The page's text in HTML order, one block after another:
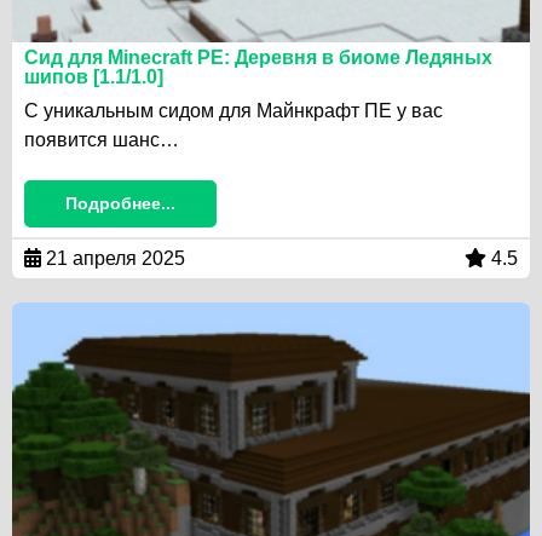
Сид для Minecraft PE: Деревня в биоме Ледяных
шипов [1.1/1.0]
С уникальным сидом для Майнкрафт ПЕ у вас
появится шанс…
Подробнее...
21 апреля 2025 4.5